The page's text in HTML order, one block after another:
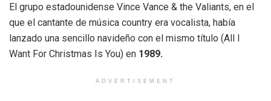
El grupo estadounidense Vince Vance & the Valiants, en el
que el cantante de música country era vocalista, había
lanzado una sencillo navideño con el mismo título (All I
Want For Christmas Is You) en 1989.
ADVERTISEMENT